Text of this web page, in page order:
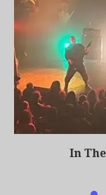
In